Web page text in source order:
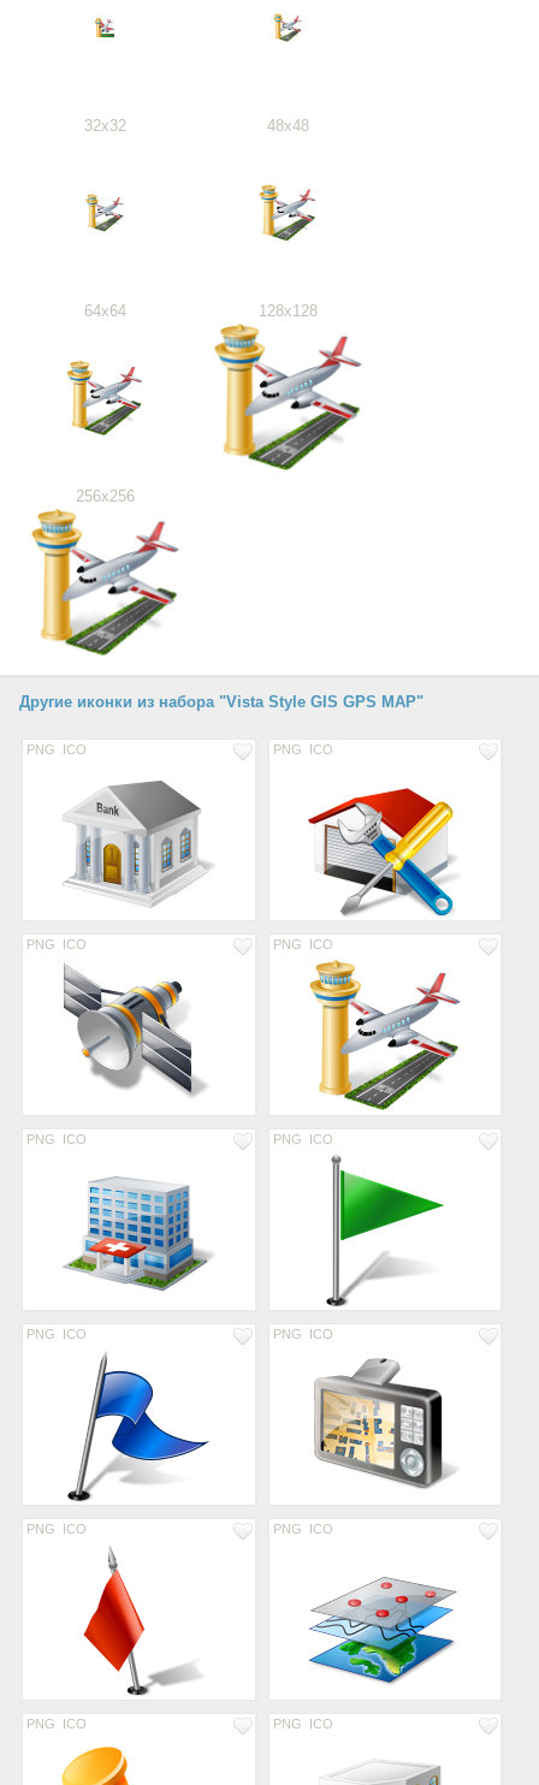
32x32 48x48
64x64 128x128
256x256
Другие иконки из набора "Vista Style GIS GPS MAP"
PNG ICO PNG ICO
PNG ICO PNG ICO
PNG ICO PNG ICO
PNG ICO PNG ICO
PNG ICO PNG ICO
PNG ICO PNG ICO